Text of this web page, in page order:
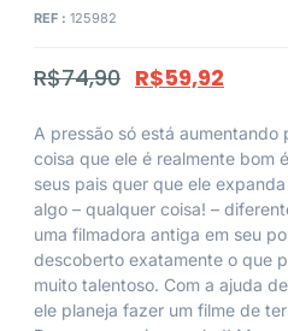
REF : 125982
R$74,90 R$59,92
A pressão só está aumentando
coisa que ele é realmente bom
seus pais quer que ele
algo – qualquer coisa! –
uma filmadora antiga em seu
descoberto exatamente o que
muito talentoso. Com a ajuda
ele planeja fazer um filme de